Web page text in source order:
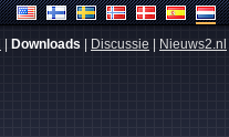
Downloads Discussie Nieuws2.nl